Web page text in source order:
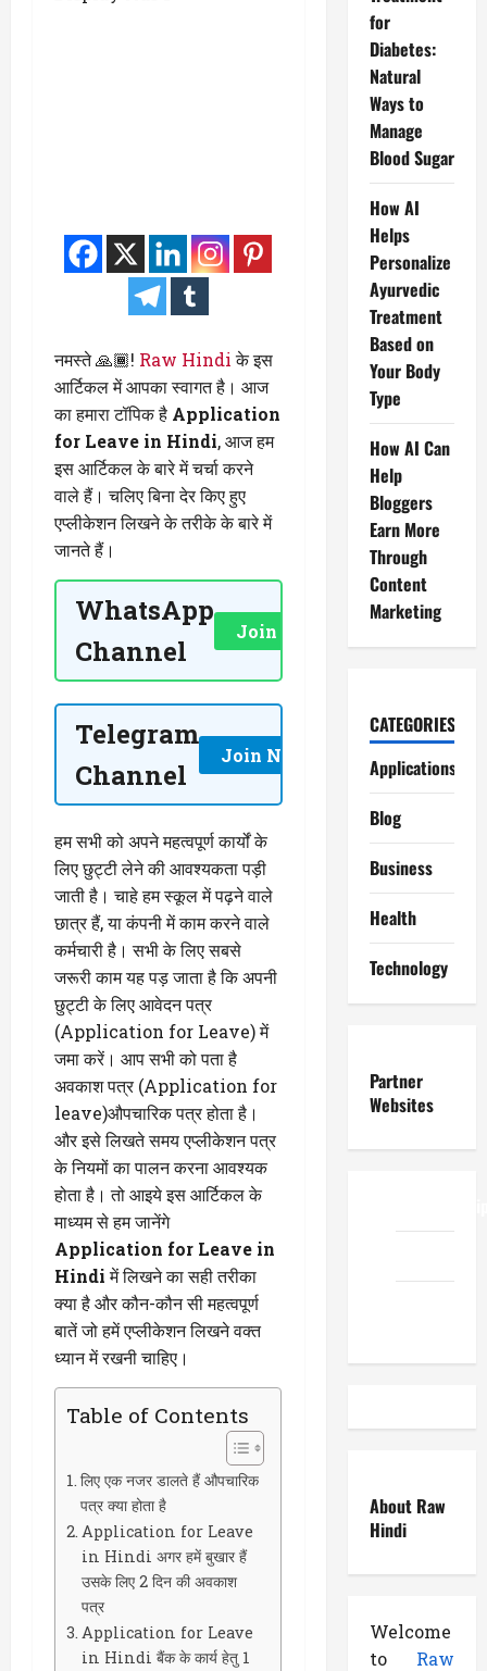
नमस्ते 🙏🏾! Raw Hindiके इस
आर्टिकल में आपका स्वागत है। आज
का हमारा टॉपिक है Application
for Leave in Hindi, आज हम
इस आर्टिकल के बारे में चर्चा करने
वाले हैं। चलिए बिना देर किए हुए
एप्लीकेशन लिखने के तरीके के बारे में
जानते हैं।
WhatsApp
Channel
Join Now
Telegram
Channel
Join Now
हम सभी को अपने महत्वपूर्ण कार्यों के
लिए छुट्टी लेने की आवश्यकता पड़ी
जाती है। चाहे हम स्कूल में पढ़ने वाले
छात्र हैं, या कंपनी में काम करने वाले
कर्मचारी है। सभी के लिए सबसे
जरूरी काम यह पड़ जाता है कि अपनी
छुट्टी के लिए आवेदन पत्र
(Application for Leave) में
जमा करें। आप सभी को पता है
अवकाश पत्र (Application for
leave)औपचारिक पत्र होता है।
और इसे लिखते समय एप्लीकेशन पत्र
के नियमों का पालन करना आवश्यक
होता है। तो आइये इस आर्टिकल के
माध्यम से हम जानेंगे
Application for Leave in
Hindiमें लिखने का सही तरीका
क्या है और कौन-कौन सी महत्वपूर्ण
बातें जो हमें एप्लीकेशन लिखने वक्त
ध्यान में रखनी चाहिए।
Table of Contents
लिए एक नजर डालते हैं औपचारिक
पत्र क्या होता है
Application for Leave
in Hindi अगर हमें बुखार हैं
उसके लिए 2 दिन की अवकाश
पत्र
Application for Leave
in Hindi बैंक के कार्य हेतु 1
for
Diabetes:
Natural
Ways to
Manage
Blood Sugar
How AI
Helps
Personalize
Ayurvedic
Treatment
Based on
Your Body
Type
How AI Can
Help
Bloggers
Earn More
Through
Content
Marketing
CATEGORIES
Applications
Blog
Business
Health
Technology
Partner
Websites
About Raw
Hindi
Welcome
to Raw